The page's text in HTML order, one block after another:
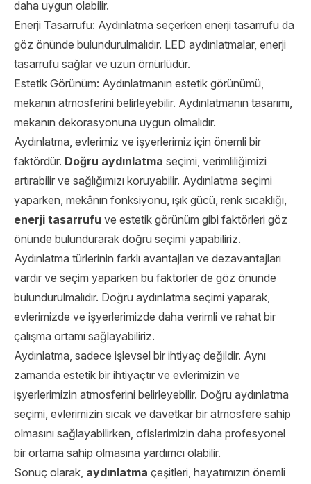
daha uygun olabilir.
Enerji Tasarrufu: Aydınlatma seçerken enerji tasarrufu da
göz önünde bulundurulmalıdır. LED aydınlatmalar, enerji
tasarrufu sağlar ve uzun ömürlüdür.
Estetik Görünüm: Aydınlatmanın estetik görünümü,
mekanın atmosferini belirleyebilir. Aydınlatmanın tasarımı,
mekanın dekorasyonuna uygun olmalıdır.
Aydınlatma, evlerimiz ve işyerlerimiz için önemli bir
faktördür. Doğru aydınlatma seçimi, verimliliğimizi
artırabilir ve sağlığımızı koruyabilir. Aydınlatma seçimi
yaparken, mekânın fonksiyonu, ışık gücü, renk sıcaklığı,
enerji tasarrufu ve estetik görünüm gibi faktörleri göz
önünde bulundurarak doğru seçimi yapabiliriz.
Aydınlatma türlerinin farklı avantajları ve dezavantajları
vardır ve seçim yaparken bu faktörler de göz önünde
bulundurulmalıdır. Doğru aydınlatma seçimi yaparak,
evlerimizde ve işyerlerimizde daha verimli ve rahat bir
çalışma ortamı sağlayabiliriz.
Aydınlatma, sadece işlevsel bir ihtiyaç değildir. Aynı
zamanda estetik bir ihtiyaçtır ve evlerimizin ve
işyerlerimizin atmosferini belirleyebilir. Doğru aydınlatma
seçimi, evlerimizin sıcak ve davetkar bir atmosfere sahip
olmasını sağlayabilirken, ofislerimizin daha profesyonel
bir ortama sahip olmasına yardımcı olabilir.
Sonuç olarak, aydınlatma çeşitleri, hayatımızın önemli